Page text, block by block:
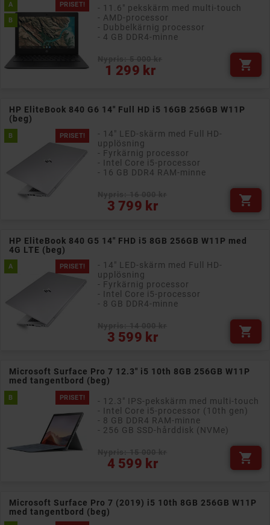
PRISET!
A
B
- 11.6" pekskärm med multi-touch
- AMD-processor
- Dubbelkärnig processor
- 4 GB DDR4-minne
1 299 kr
Pris 
HP EliteBook 840 G6 14" Full HD i5 16GB 256GB W11P
(beg)
PRISET!
B
- 14" LED-skärm med Full HD-
upplösning
- Fyrkärnig processor
- Intel Core i5-processor
- 16 GB DDR4 RAM-minne
3 799 kr
Pris 
HP EliteBook 840 G5 14" FHD i5 8GB 256GB W11P med
4G LTE (beg)
PRISET!
A
- 14" LED-skärm med Full HD-
upplösning
- Fyrkärnig processor
- Intel Core i5-processor
- 8 GB DDR4-minne
3 599 kr
Pris 
Microsoft Surface Pro 7 12.3" i5 10th 8GB 256GB W11P
med tangentbord (beg)
PRISET!
B
- 12.3" IPS-pekskärm med multi-touch
- Intel Core i5-processor (10th gen)
- 8 GB DDR4 RAM-minne
- 256 GB SSD-hårddisk (NVMe)
4 599 kr
Pris 
Microsoft Surface Pro 7 (2019) i5 10th 8GB 256GB W11P
med tangentbord (beg)